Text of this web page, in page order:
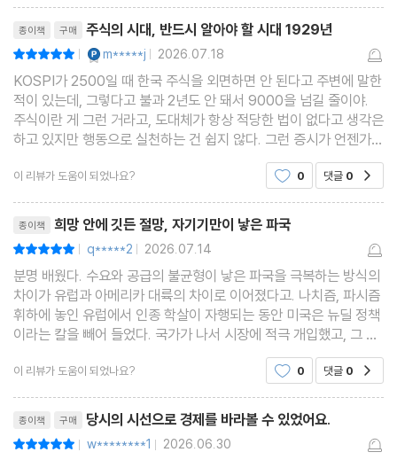
에필로그
후기
감사의 말
출처
참고 문헌
종이책 구매 주식의 시대, 반드시 알아야 할 시대 1929년
| m*****j | 2026.07.18
KOSPI가 2500일 때 한국 주식을 외면하면 안 된다고 주변에 말한
적이 있는데, 그렇다고 불과 2년도 안 돼서 9000을 넘길 줄이야.
주식이란 게 그런 거라고, 도대체가 항상 적당한 법이 없다고 생각은
하고 있지만 행동으로 실천하는 건 쉽지 않다. 그런 증시가 언젠가는
또 폭락하고 많은 사람들을 절망(사실은 절망보다 더 깊은 수렁)에
빠트리고 하는 과정은 매번 반복된다. 그런 믿을
이 리뷰가 도움이 되었나요? 0 댓글 0
종이책 희망 안에 깃든 절망, 자기기만이 낳은 파국
| q*****2 | 2026.07.14
분명 배웠다. 수요와 공급의 불균형이 낳은 파국을 극복하는 방식의
차이가 유럽과 아메리카 대륙의 차이로 이어졌다고. 나치즘, 파시즘
휘하에 놓인 유럽에서 인종 학살이 자행되는 동안 미국은 뉴딜 정책
이라는 칼을 빼어 들었다. 국가가 나서 시장에 적극 개입했고, 그 결
과 최악의 사태만은 피할 수 있었다. 열심히 암기했다. 대부분 정답
을 맞췄다. 그렇지만 와 닿진 않았고, 시험이
이 리뷰가 도움이 되었나요? 0 댓글 0
종이책 구매 당시의 시선으로 경제를 바라볼 수 있었어요.
| w********1 | 2026.06.30